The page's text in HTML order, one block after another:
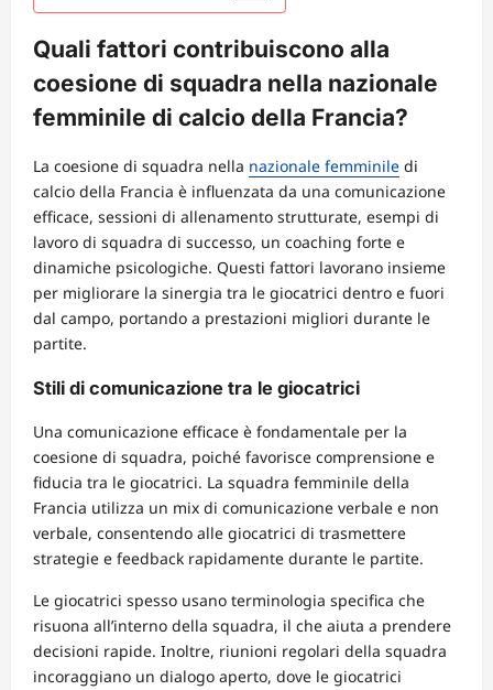
Quali fattori contribuiscono alla
coesione di squadra nella nazionale
femminile di calcio della Francia?
La coesione di squadra nella nazionale femminile di
calcio della Francia è influenzata da una comunicazione
efficace, sessioni di allenamento strutturate, esempi di
lavoro di squadra di successo, un coaching forte e
dinamiche psicologiche. Questi fattori lavorano insieme
per migliorare la sinergia tra le giocatrici dentro e fuori
dal campo, portando a prestazioni migliori durante le
partite.
Stili di comunicazione tra le giocatrici
Una comunicazione efficace è fondamentale per la
coesione di squadra, poiché favorisce comprensione e
fiducia tra le giocatrici. La squadra femminile della
Francia utilizza un mix di comunicazione verbale e non
verbale, consentendo alle giocatrici di trasmettere
strategie e feedback rapidamente durante le partite.
Le giocatrici spesso usano terminologia specifica che
risuona all’interno della squadra, il che aiuta a prendere
decisioni rapide. Inoltre, riunioni regolari della squadra
incoraggiano un dialogo aperto, dove le giocatrici